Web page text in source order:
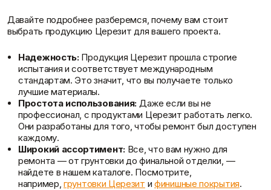
Пены/герметики
Монтажные пены
Показать больше
Пленки/Мембраны
плёнки
Пленка
Пленка ПВД техническая
Показать больше
Потолок
Плита потолочная
Показать больше
Профиль
Акустические Ленты
Маячковый профиль
Подвесы и профили для
Скидки и акции
Давайте подробнее разберемся, почему вам стоит
выбрать продукцию Церезит для вашего проекта.
Надежность:Продукция Церезит прошла строгие
испытания и соответствует международным
стандартам. Это значит, что вы получаете только
лучшие материалы.
Простота использования: Даже если вы не
профессионал, с продуктами Церезит работать легко.
Они разработаны для того, чтобы ремонт был доступен
каждому.
Широкий ассортимент: Все, что вам нужно для
ремонта — от грунтовки до финальной отделки, —
найдете в нашем каталоге. Посмотрите,
например, грунтовки Церезит и финишные покрытия.